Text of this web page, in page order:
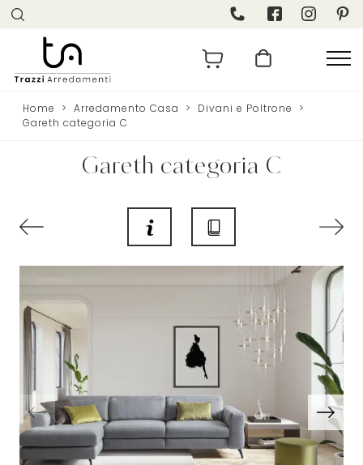
Home > Arredamento Casa > Divani e Poltrone
>
Gareth categoria C
Gareth categoria C